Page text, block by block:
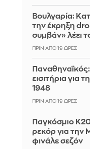
Βουλγαρία:
την έκρηξη
συμβάν» λέει
ΠΡΙΝ ΑΠΌ 19 ΏΡΕΣ
εισιτήρια για
1948
ΠΡΙΝ ΑΠΌ 19 ΏΡΕΣ
Παγκόσμιο
ρεκόρ για την
φινάλε σεζόν